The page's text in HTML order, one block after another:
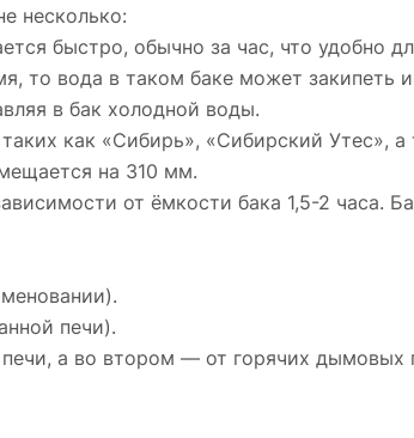
несколько:
быстро, обычно за час, что удобно
то вода в таком баке может закипеть
в бак холодной воды.
как «Сибирь», «Сибирский Утес», а
на 310 мм.
от ёмкости бака 1,5-2 часа.
печи).
а во втором — от горячих дымовых